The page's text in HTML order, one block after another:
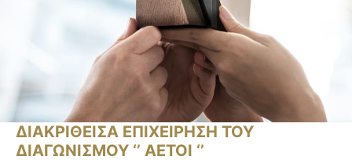
ΔΙΑΚΡΙΘΕΙΣΑ ΕΠΙΧΕΙΡΗΣΗ ΤΟΥ
ΔΙΑΓΩΝΙΣΜΟΥ ‘’ ΑΕΤΟΙ ‘’